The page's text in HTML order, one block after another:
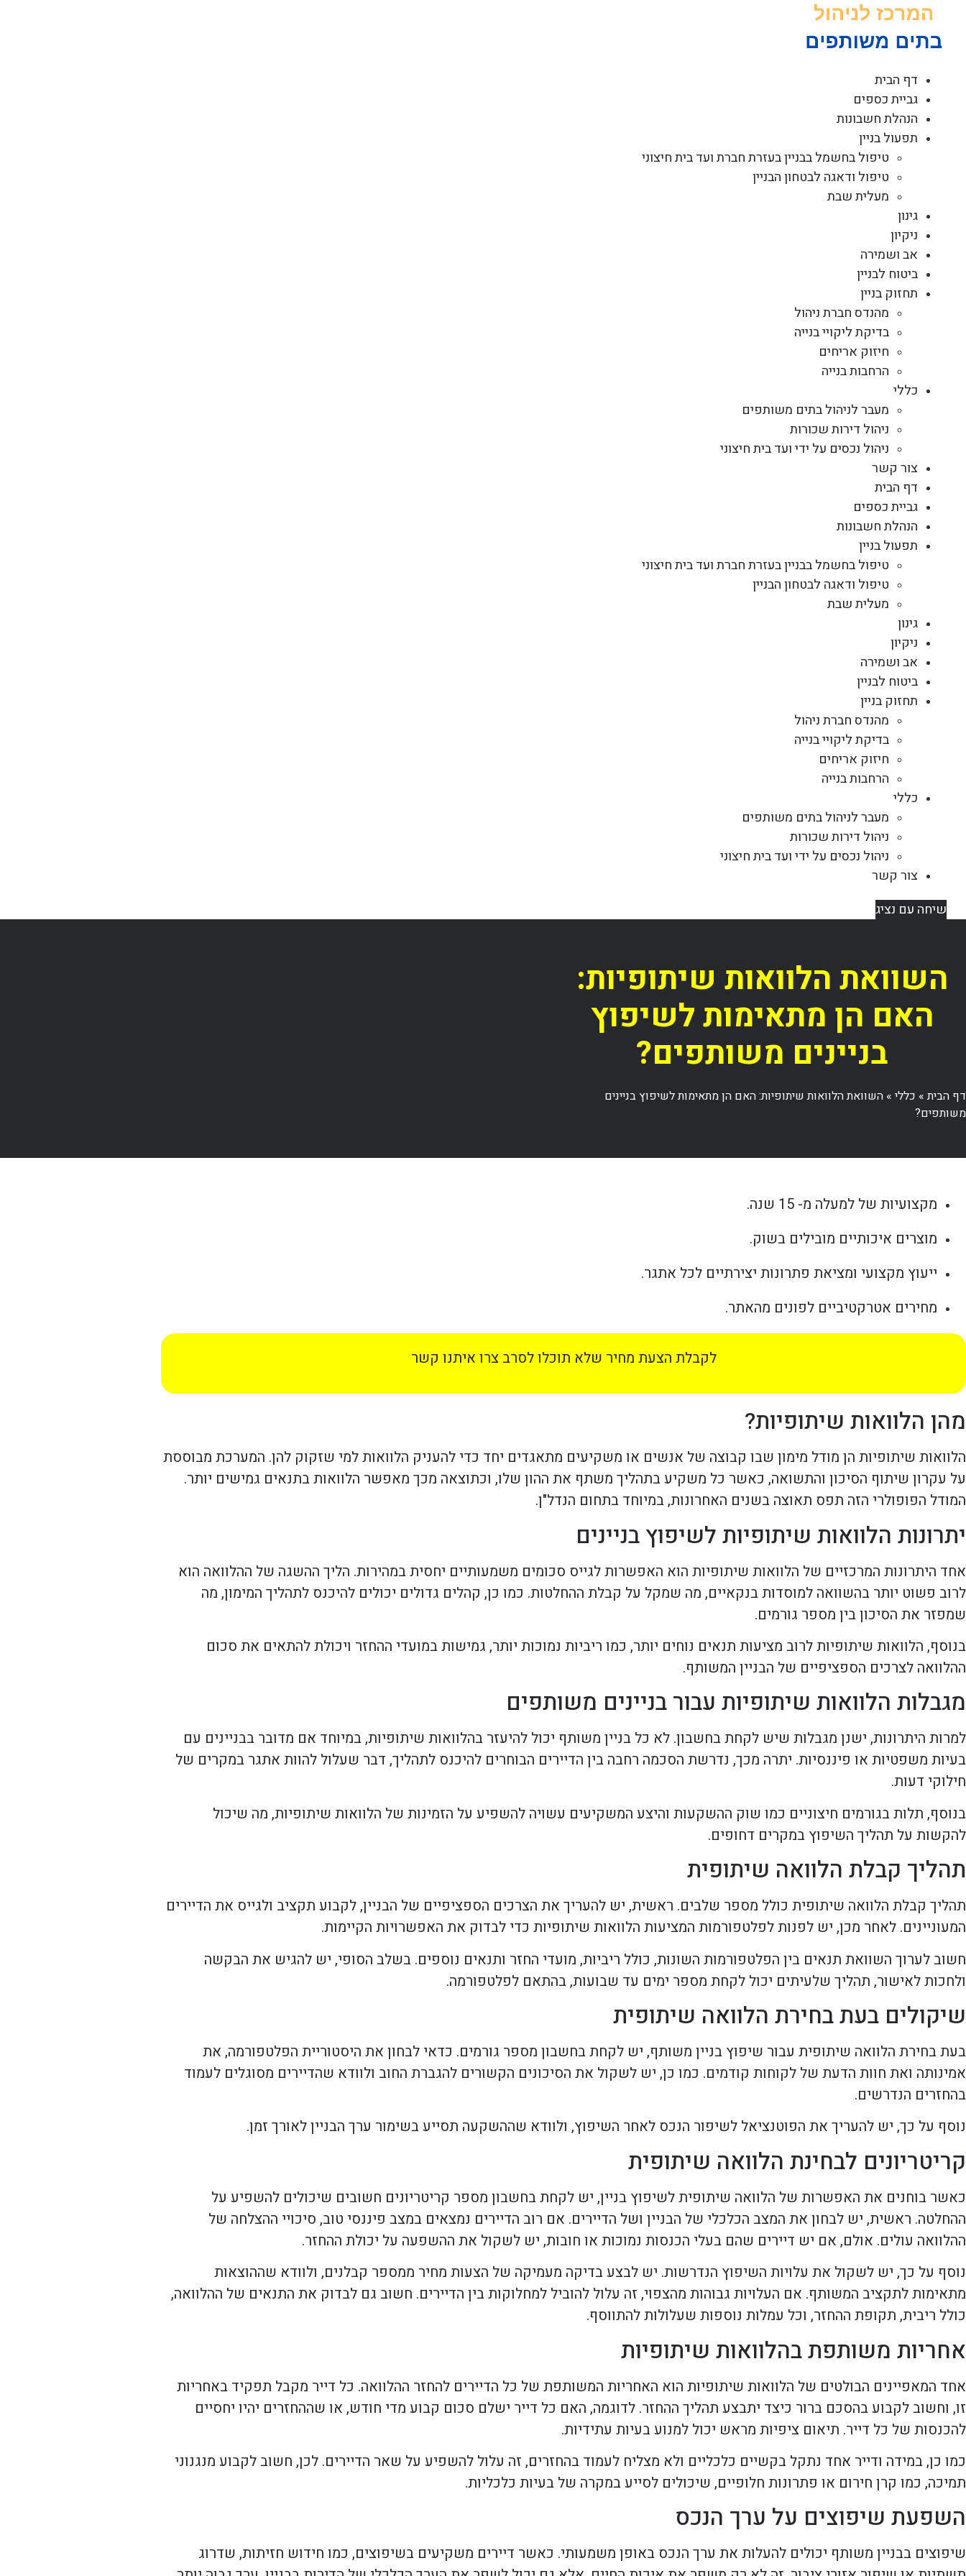
דף הבית
גביית כספים
הנהלת חשבונות
תפעול בניין
טיפול בחשמל בבניין בעזרת חברת ועד בית חיצוני
טיפול ודאגה לבטחון הבניין
מעלית שבת
גינון
ניקיון
אב ושמירה
ביטוח לבניין
תחזוק בניין
מהנדס חברת ניהול
בדיקת ליקויי בנייה
חיזוק אריחים
הרחבות בנייה
כללי
מעבר לניהול בתים משותפים
ניהול דירות שכורות
ניהול נכסים על ידי ועד בית חיצוני
צור קשר
דף הבית
גביית כספים
הנהלת חשבונות
תפעול בניין
טיפול בחשמל בבניין בעזרת חברת ועד בית חיצוני
טיפול ודאגה לבטחון הבניין
מעלית שבת
גינון
ניקיון
אב ושמירה
ביטוח לבניין
תחזוק בניין
מהנדס חברת ניהול
בדיקת ליקויי בנייה
חיזוק אריחים
הרחבות בנייה
כללי
מעבר לניהול בתים משותפים
ניהול דירות שכורות
ניהול נכסים על ידי ועד בית חיצוני
צור קשר
שיחה עם נציג
השוואת הלוואות שיתופיות:
האם הן מתאימות לשיפוץ
בניינים משותפים?
דף הבית» כללי » השוואת הלוואות שיתופיות: האם הן מתאימות לשיפוץ בניינים
משותפים?
מקצועיות של למעלה מ- 15 שנה.
מוצרים איכותיים מובילים בשוק.
ייעוץ מקצועי ומציאת פתרונות יצירתיים לכל אתגר.
מחירים אטרקטיביים לפונים מהאתר.
לקבלת הצעת מחיר שלא תוכלו לסרב צרו איתנו קשר
מהן הלוואות שיתופיות?
הלוואות שיתופיות הן מודל מימון שבו קבוצה של אנשים או משקיעים מתאגדים יחד כדי להעניק הלוואות למי שזקוק להן. המערכת מבוססת
על עקרון שיתוף הסיכון והתשואה, כאשר כל משקיע בתהליך משתף את ההון שלו, וכתוצאה מכך מאפשר הלוואות בתנאים גמישים יותר.
המודל הפופולרי הזה תפס תאוצה בשנים האחרונות, במיוחד בתחום הנדל"ן.
יתרונות הלוואות שיתופיות לשיפוץ בניינים
אחד היתרונות המרכזיים של הלוואות שיתופיות הוא האפשרות לגייס סכומים משמעותיים יחסית במהירות. הליך ההשגה של ההלוואה הוא
לרוב פשוט יותר בהשוואה למוסדות בנקאיים, מה שמקל על קבלת ההחלטות. כמו כן, קהלים גדולים יכולים להיכנס לתהליך המימון, מה
שמפזר את הסיכון בין מספר גורמים.
בנוסף, הלוואות שיתופיות לרוב מציעות תנאים נוחים יותר, כמו ריביות נמוכות יותר, גמישות במועדי ההחזר ויכולת להתאים את סכום
ההלוואה לצרכים הספציפיים של הבניין המשותף.
מגבלות הלוואות שיתופיות עבור בניינים משותפים
למרות היתרונות, ישנן מגבלות שיש לקחת בחשבון. לא כל בניין משותף יכול להיעזר בהלוואות שיתופיות, במיוחד אם מדובר בבניינים עם
בעיות משפטיות או פיננסיות. יתרה מכך, נדרשת הסכמה רחבה בין הדיירים הבוחרים להיכנס לתהליך, דבר שעלול להוות אתגר במקרים של
חילוקי דעות.
בנוסף, תלות בגורמים חיצוניים כמו שוק ההשקעות והיצע המשקיעים עשויה להשפיע על הזמינות של הלוואות שיתופיות, מה שיכול
להקשות על תהליך השיפוץ במקרים דחופים.
תהליך קבלת הלוואה שיתופית
תהליך קבלת הלוואה שיתופית כולל מספר שלבים. ראשית, יש להעריך את הצרכים הספציפיים של הבניין, לקבוע תקציב ולגייס את הדיירים
המעוניינים. לאחר מכן, יש לפנות לפלטפורמות המציעות הלוואות שיתופיות כדי לבדוק את האפשרויות הקיימות.
חשוב לערוך השוואת תנאים בין הפלטפורמות השונות, כולל ריביות, מועדי החזר ותנאים נוספים. בשלב הסופי, יש להגיש את הבקשה
ולחכות לאישור, תהליך שלעיתים יכול לקחת מספר ימים עד שבועות, בהתאם לפלטפורמה.
שיקולים בעת בחירת הלוואה שיתופית
בעת בחירת הלוואה שיתופית עבור שיפוץ בניין משותף, יש לקחת בחשבון מספר גורמים. כדאי לבחון את היסטוריית הפלטפורמה, את
אמינותה ואת חוות הדעת של לקוחות קודמים. כמו כן, יש לשקול את הסיכונים הקשורים להגברת החוב ולוודא שהדיירים מסוגלים לעמוד
בהחזרים הנדרשים.
נוסף על כך, יש להעריך את הפוטנציאל לשיפור הנכס לאחר השיפוץ, ולוודא שההשקעה תסייע בשימור ערך הבניין לאורך זמן.
קריטריונים לבחינת הלוואה שיתופית
כאשר בוחנים את האפשרות של הלוואה שיתופית לשיפוץ בניין, יש לקחת בחשבון מספר קריטריונים חשובים שיכולים להשפיע על
ההחלטה. ראשית, יש לבחון את המצב הכלכלי של הבניין ושל הדיירים. אם רוב הדיירים נמצאים במצב פיננסי טוב, סיכויי ההצלחה של
ההלוואה עולים. אולם, אם יש דיירים שהם בעלי הכנסות נמוכות או חובות, יש לשקול את ההשפעה על יכולת ההחזר.
נוסף על כך, יש לשקול את עלויות השיפוץ הנדרשות. יש לבצע בדיקה מעמיקה של הצעות מחיר ממספר קבלנים, ולוודא שההוצאות
מתאימות לתקציב המשותף. אם העלויות גבוהות מהצפוי, זה עלול להוביל למחלוקות בין הדיירים. חשוב גם לבדוק את התנאים של ההלוואה,
כולל ריבית, תקופת ההחזר, וכל עמלות נוספות שעלולות להתווסף.
אחריות משותפת בהלוואות שיתופיות
אחד המאפיינים הבולטים של הלוואות שיתופיות הוא האחריות המשותפת של כל הדיירים להחזר ההלוואה. כל דייר מקבל תפקיד באחריות
זו, וחשוב לקבוע בהסכם ברור כיצד יתבצע תהליך ההחזר. לדוגמה, האם כל דייר ישלם סכום קבוע מדי חודש, או שההחזרים יהיו יחסיים
להכנסות של כל דייר. תיאום ציפיות מראש יכול למנוע בעיות עתידיות.
כמו כן, במידה ודייר אחד נתקל בקשיים כלכליים ולא מצליח לעמוד בהחזרים, זה עלול להשפיע על שאר הדיירים. לכן, חשוב לקבוע מנגנוני
תמיכה, כמו קרן חירום או פתרונות חלופיים, שיכולים לסייע במקרה של בעיות כלכליות.
השפעת שיפוצים על ערך הנכס
שיפוצים בבניין משותף יכולים להעלות את ערך הנכס באופן משמעותי. כאשר דיירים משקיעים בשיפוצים, כמו חידוש חזיתות, שדרוג